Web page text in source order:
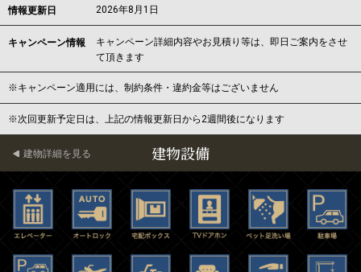
情報更新日 2026年8月1日
キャンペーン情報
キャンペーン詳細内容やお見積り等は、即日ご案内をさせ
て頂きます
※キャンペーン適用には、制約条件・違約金等はございません
※次回更新予定日は、上記の情報更新日から2週間後になります
建物設備
建物詳細を見る